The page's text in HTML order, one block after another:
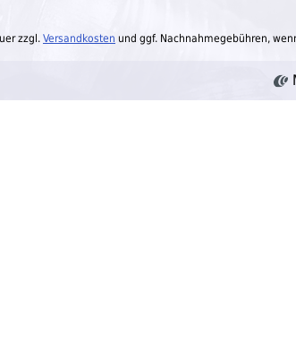
zzgl. Versandkosten und ggf. Nachnahmegebühren,